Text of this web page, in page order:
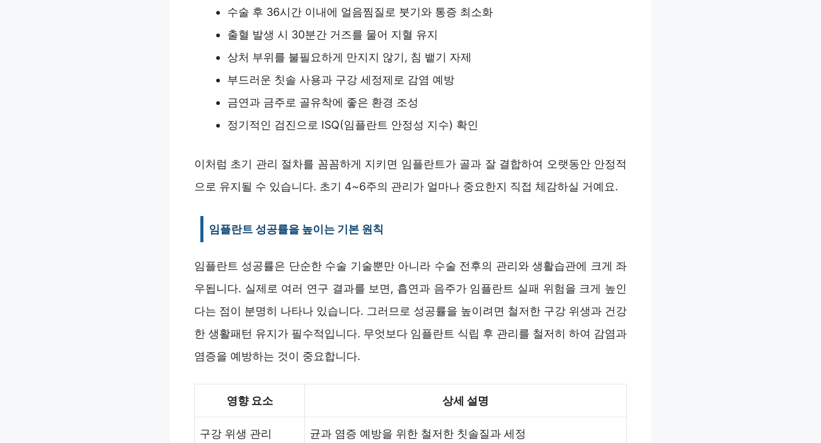
수술 후 36시간 이내에 얼음찜질로 붓기와 통증 최소화
출혈 발생 시 30분간 거즈를 물어 지혈 유지
상처 부위를 불필요하게 만지지 않기, 침 뱉기 자제
부드러운 칫솔 사용과 구강 세정제로 감염 예방
금연과 금주로 골유착에 좋은 환경 조성
정기적인 검진으로 ISQ(임플란트 안정성 지수) 확인
이처럼 초기 관리 절차를 꼼꼼하게 지키면 임플란트가 골과 잘 결합하여 오랫동안 안정적
으로 유지될 수 있습니다. 초기 4~6주의 관리가 얼마나 중요한지 직접 체감하실 거예요.
임플란트 성공률을 높이는 기본 원칙
임플란트 성공률은 단순한 수술 기술뿐만 아니라 수술 전후의 관리와 생활습관에 크게 좌
우됩니다. 실제로 여러 연구 결과를 보면, 흡연과 음주가 임플란트 실패 위험을 크게 높인
다는 점이 분명히 나타나 있습니다. 그러므로 성공률을 높이려면 철저한 구강 위생과 건강
한 생활패턴 유지가 필수적입니다. 무엇보다 임플란트 식립 후 관리를 철저히 하여 감염과
염증을 예방하는 것이 중요합니다.
영향 요소 상세 설명
구강 위생 관리 균과 염증 예방을 위한 철저한 칫솔질과 세정